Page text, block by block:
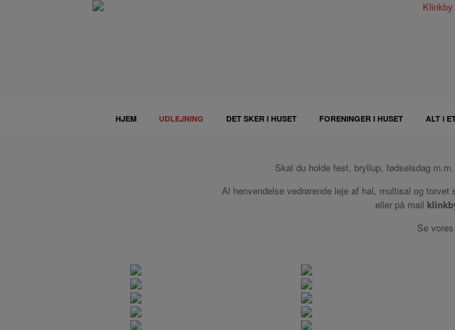
HJEM UDLEJNING DET SKER I HUSET FORENINGER I HUSET ALT i
Skal du holde fest, bryllup, fødselsdag
Al henvendelse vedrørende leje af hal, multisal og torvet
eller på mail
Se